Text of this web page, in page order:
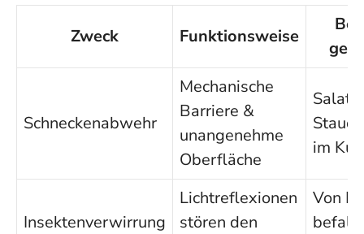
Zweck Funktionsweise
Schneckenabwehr
Mechanische
Barriere &
unangenehme
Oberfläche
Salat,
im
Insektenverwirrung
Lichtreflexionen
stören den
Von